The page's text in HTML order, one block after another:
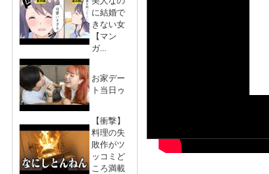
に結婚で
きない女
【マン
ガ...
お家デー
ト当日ゥ
【衝撃】
料理の失
敗作がツ
ッコミど
ころ満載